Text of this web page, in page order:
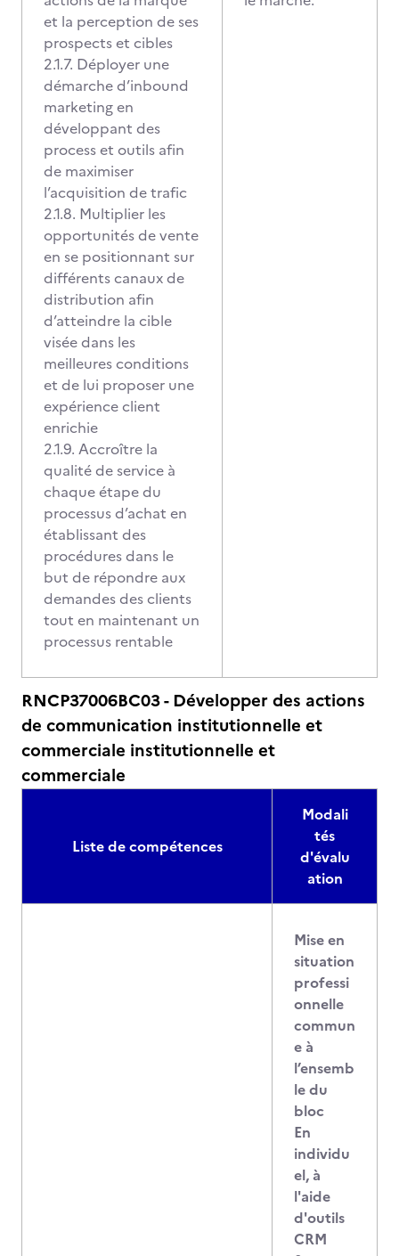
et la perception de ses
prospects et cibles
2.1.7. Déployer une
démarche d’inbound
marketing en
développant des
process et outils afin
de maximiser
l’acquisition de trafic
2.1.8. Multiplier les
opportunités de vente
en se positionnant sur
différents canaux de
distribution afin
d’atteindre la cible
visée dans les
meilleures conditions
et de lui proposer une
expérience client
enrichie
2.1.9. Accroître la
qualité de service à
chaque étape du
processus d’achat en
établissant des
procédures dans le
but de répondre aux
demandes des clients
tout en maintenant un
processus rentable
RNCP37006BC03 - Développer des actions
de communication institutionnelle et
commerciale institutionnelle et
commerciale
Liste de compétences
Modali
tés
d'évalu
ation
Mise en
situation
professi
onnelle
commun
e à
l’ensemb
le du
bloc
En
individu
el, à
l'aide
d'outils
CRM